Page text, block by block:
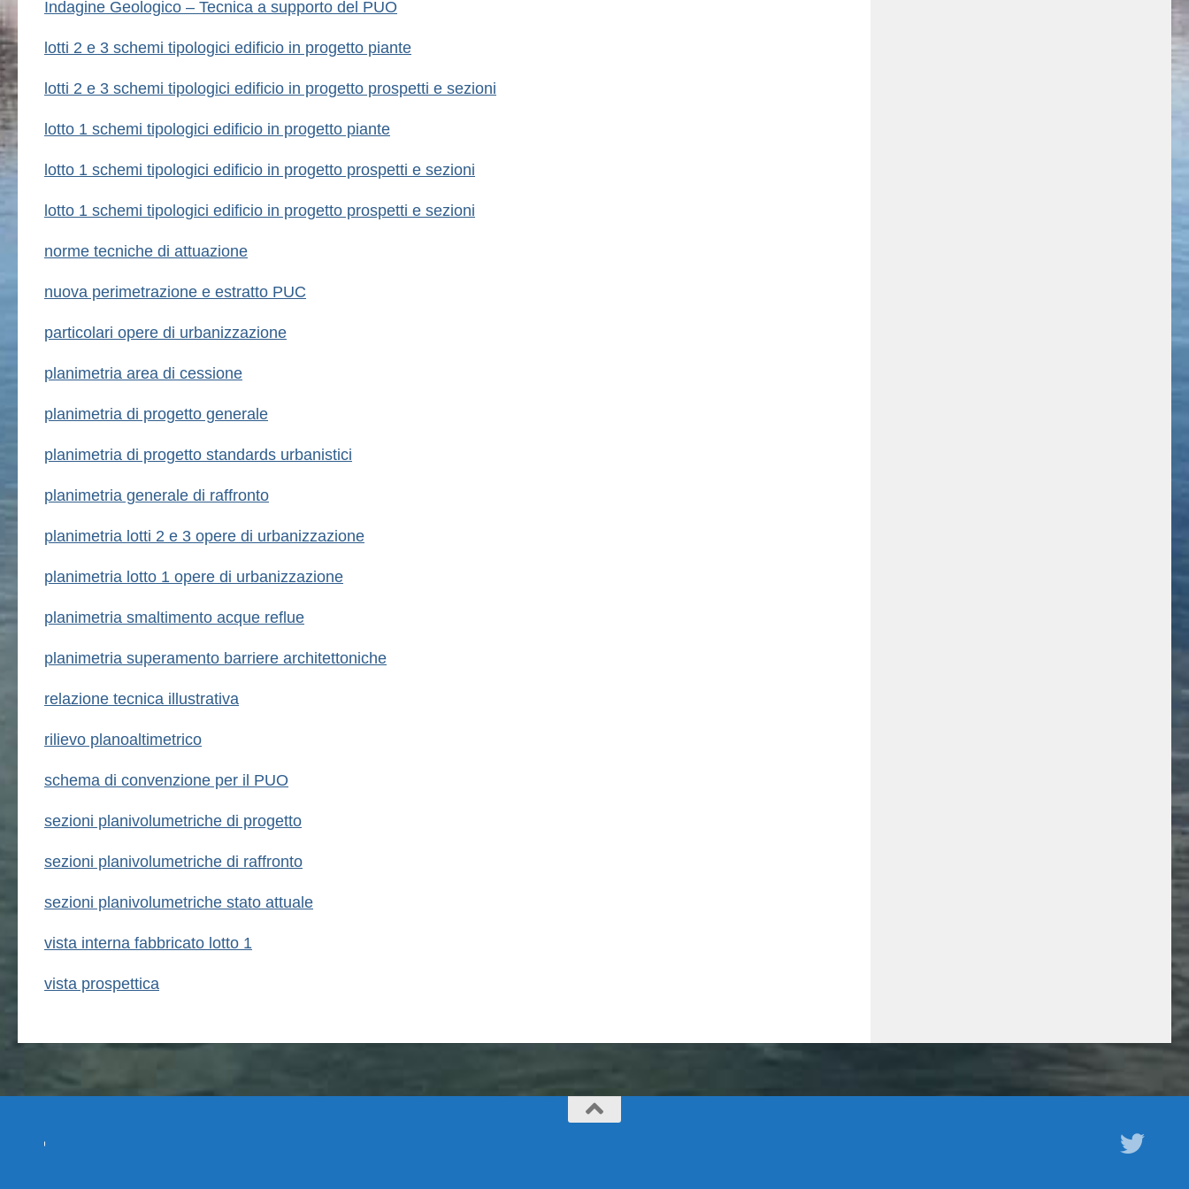
Indagine Geologico – Tecnica a supporto del PUO
lotti 2 e 3 schemi tipologici edificio in progetto piante
lotti 2 e 3 schemi tipologici edificio in progetto prospetti e sezioni
lotto 1 schemi tipologici edificio in progetto piante
lotto 1 schemi tipologici edificio in progetto prospetti e sezioni
lotto 1 schemi tipologici edificio in progetto prospetti e sezioni
norme tecniche di attuazione
nuova perimetrazione e estratto PUC
particolari opere di urbanizzazione
planimetria area di cessione
planimetria di progetto generale
planimetria di progetto standards urbanistici
planimetria generale di raffronto
planimetria lotti 2 e 3 opere di urbanizzazione
planimetria lotto 1 opere di urbanizzazione
planimetria smaltimento acque reflue
planimetria superamento barriere architettoniche
relazione tecnica illustrativa
rilievo planoaltimetrico
schema di convenzione per il PUO
sezioni planivolumetriche di progetto
sezioni planivolumetriche di raffronto
sezioni planivolumetriche stato attuale
vista interna fabbricato lotto 1
vista prospettica